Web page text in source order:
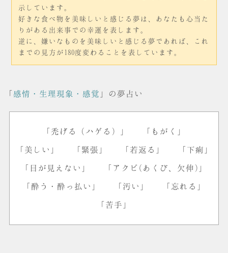
示しています。
好きな食べ物を美味しいと感じる夢は、あなたも心当た
りがある出来事での幸運を表します。
逆に、嫌いなものを美味しいと感じる夢であれば、これ
までの見方が180度変わることを表しています。
「感情・生理現象・感覚 」の夢占い
「禿げる（ハゲる）」 「もがく」
「美しい」 「緊張」 「若返る」 「下痢」
「目が見えない」 「アクビ(あくび、欠伸)」
「酔う・酔っ払い」 「汚い」 「忘れる」
「苦手」